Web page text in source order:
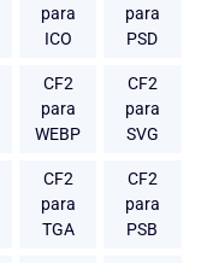
para
ICO
para
PSD
CF2
para
WEBP
CF2
para
SVG
CF2
para
TGA
CF2
para
PSB